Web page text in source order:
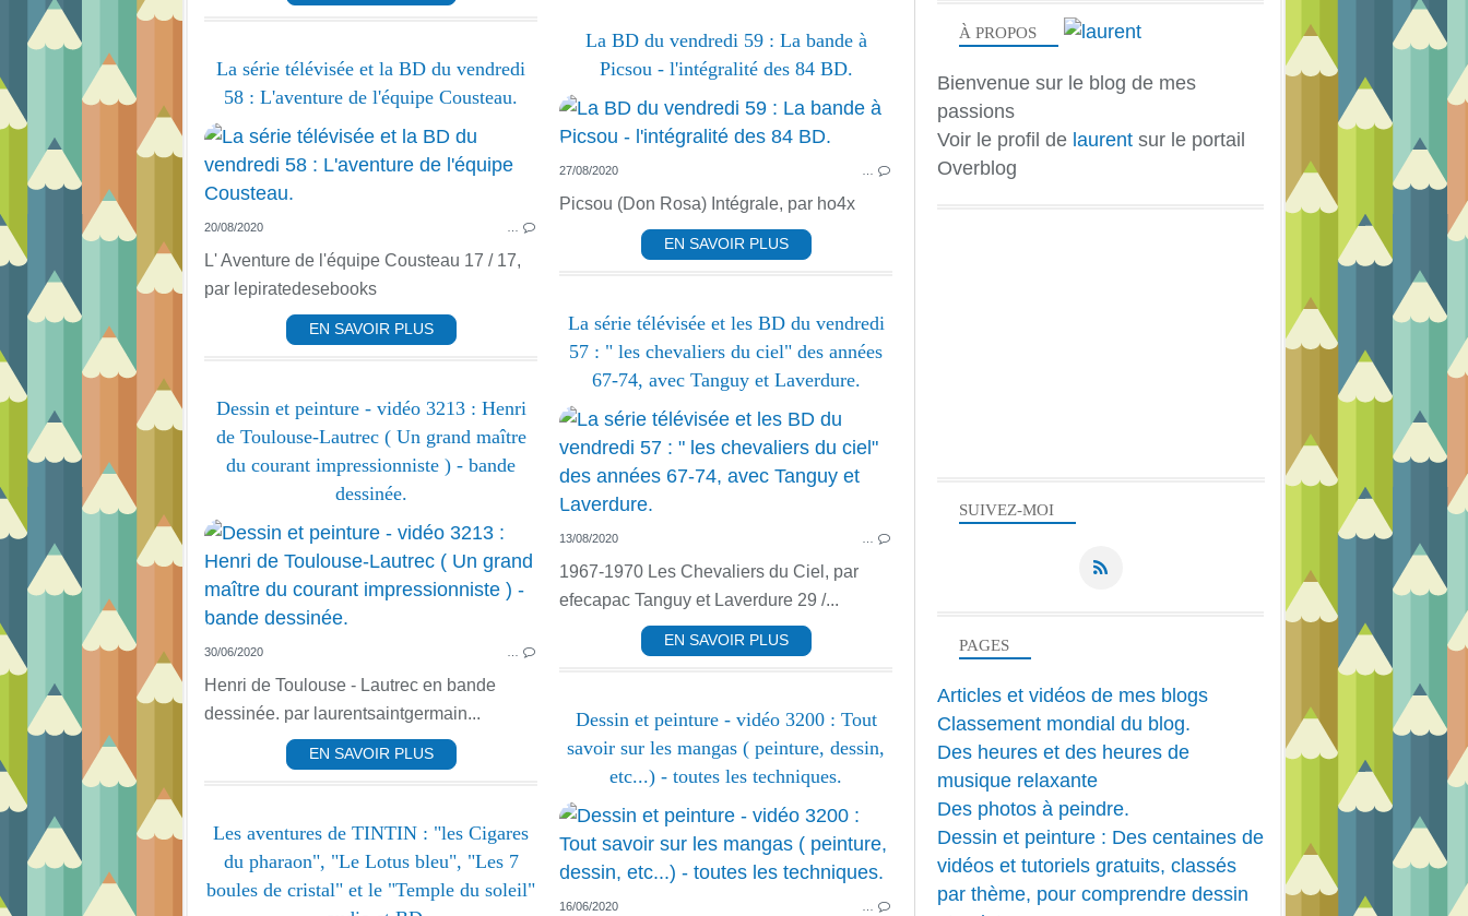
La BD du vendredi 59 : La bande à
Picsou - l'intégralité des 84 BD.
27/08/2020
Picsou (Don Rosa) Intégrale, par ho4x
EN SAVOIR PLUS
La série télévisée et la BD du vendredi
58 : L'aventure de l'équipe Cousteau.
DESSIN ANIMÉ
20/08/2020
L' Aventure de l'équipe Cousteau 17 / 17,
par lepiratedesebooks
EN SAVOIR PLUS
La série télévisée et les BD du vendredi
57 : " les chevaliers du ciel" des années
67-74, avec Tanguy et Laverdure.
13/08/2020
1967-1970 Les Chevaliers du Ciel, par
efecapac Tanguy et Laverdure 29 /...
EN SAVOIR PLUS
Dessin et peinture - vidéo 3213 : Henri
de Toulouse-Lautrec ( Un grand maître
du courant impressionniste ) - bande
dessinée.
PEINTRES
30/06/2020
Henri de Toulouse - Lautrec en bande
dessinée. par laurentsaintgermain...
EN SAVOIR PLUS
Dessin et peinture - vidéo 3200 : Tout
savoir sur les mangas ( peinture, dessin,
etc...) - toutes les techniques.
TECHNIQUE PEINTURE
16/06/2020
Les aventures de TINTIN : "les Cigares
du pharaon", "Le Lotus bleu", "Les 7
boules de cristal" et le "Temple du soleil"
SUIVEZ-MOI
À PROPOS
Bienvenue sur le blog de mes
passions
Voir le profil de laurent sur le portail
Overblog
PAGES
Articles et vidéos de mes blogs
Classement mondial du blog.
Des heures et des heures de
musique relaxante
Des photos à peindre.
Dessin et peinture : Des centaines de
vidéos et tutoriels gratuits, classés
par thème, pour comprendre dessin